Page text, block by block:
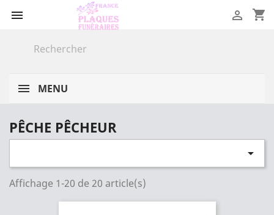
 shopping_cart

MENU
PÊCHE PÊCHEUR

Affichage 1-20 de 20 article(s)